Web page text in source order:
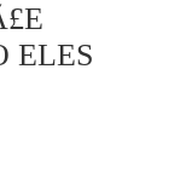
ELES